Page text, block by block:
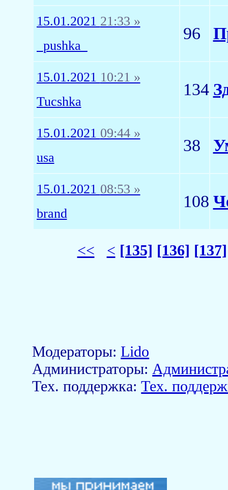
15.01.2021 21:33 »
_pushka_
96
15.01.2021 10:21 »
Tucshka
134
15.01.2021 09:44 »
usa
38
15.01.2021 08:53 »
brand
108
<< < [135] [136] [137]
Модераторы:Lido
Aдминистраторы:
Тех. поддержка:Тех.